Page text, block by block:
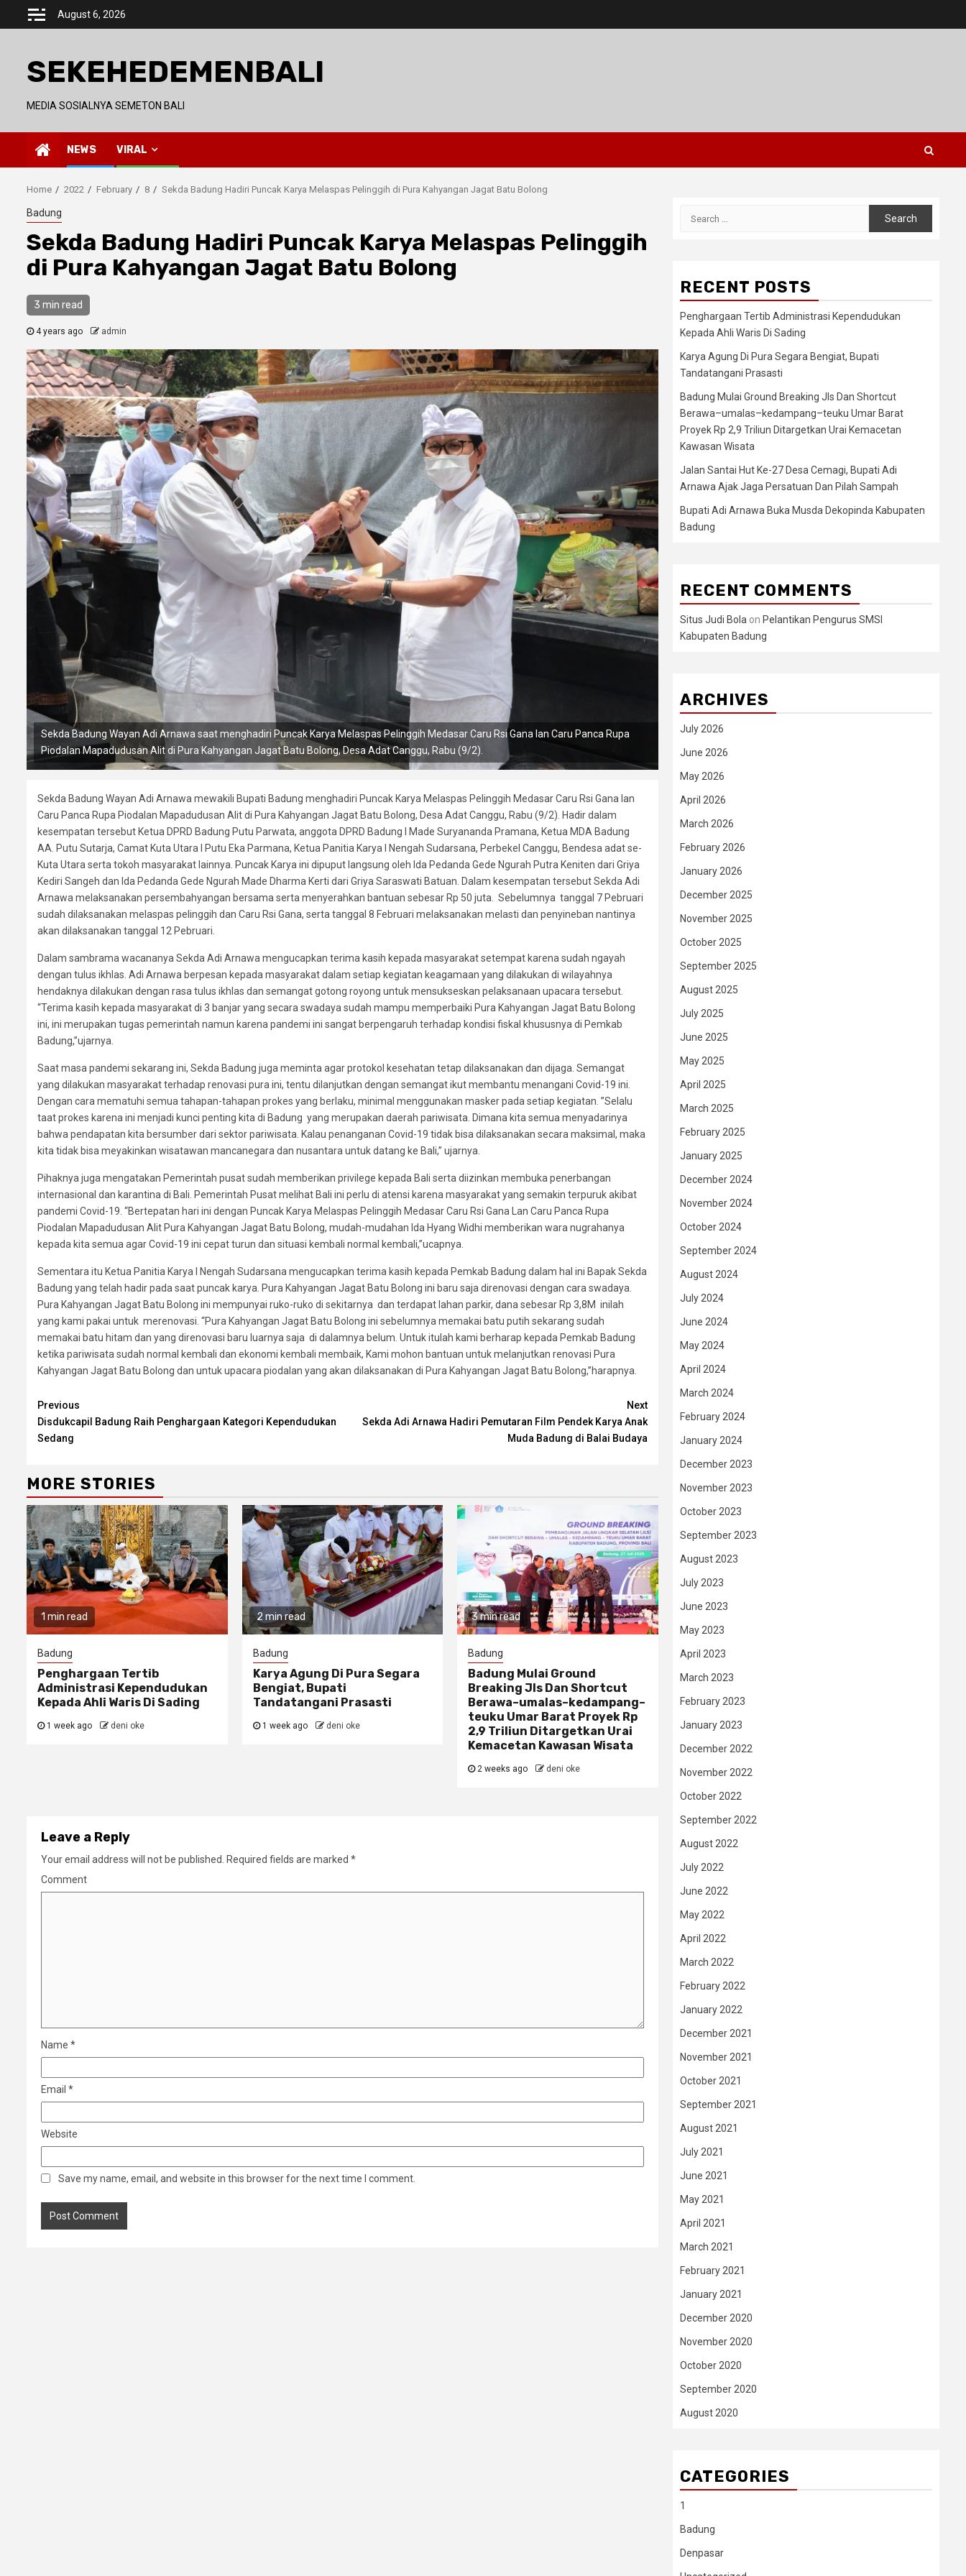
August 6, 2026
SEKEHEDEMENBALI
MEDIA SOSIALNYA SEMETON BALI
NEWS VIRAL
Home 2022 February 8 Sekda Badung Hadiri Puncak Karya Melaspas Pelinggih di Pura Kahyangan Jagat Batu Bolong
Badung
Sekda Badung Hadiri Puncak Karya Melaspas Pelinggih
di Pura Kahyangan Jagat Batu Bolong
3 min read
4 years ago admin
Sekda Badung Wayan Adi Arnawa saat menghadiri Puncak Karya Melaspas Pelinggih Medasar Caru Rsi Gana lan Caru Panca Rupa
Piodalan Mapadudusan Alit di Pura Kahyangan Jagat Batu Bolong, Desa Adat Canggu, Rabu (9/2).
Sekda Badung Wayan Adi Arnawa mewakili Bupati Badung menghadiri Puncak Karya Melaspas Pelinggih Medasar Caru Rsi Gana lan
Caru Panca Rupa Piodalan Mapadudusan Alit di Pura Kahyangan Jagat Batu Bolong, Desa Adat Canggu, Rabu (9/2). Hadir dalam
kesempatan tersebut Ketua DPRD Badung Putu Parwata, anggota DPRD Badung I Made Suryananda Pramana, Ketua MDA Badung
AA. Putu Sutarja, Camat Kuta Utara I Putu Eka Parmana, Ketua Panitia Karya I Nengah Sudarsana, Perbekel Canggu, Bendesa adat se-
Kuta Utara serta tokoh masyarakat lainnya. Puncak Karya ini dipuput langsung oleh Ida Pedanda Gede Ngurah Putra Keniten dari Griya
Kediri Sangeh dan Ida Pedanda Gede Ngurah Made Dharma Kerti dari Griya Saraswati Batuan. Dalam kesempatan tersebut Sekda Adi
Arnawa melaksanakan persembahyangan bersama serta menyerahkan bantuan sebesar Rp 50 juta. Sebelumnya tanggal 7 Pebruari
sudah dilaksanakan melaspas pelinggih dan Caru Rsi Gana, serta tanggal 8 Februari melaksanakan melasti dan penyineban nantinya
akan dilaksanakan tanggal 12 Pebruari.
Dalam sambrama wacananya Sekda Adi Arnawa mengucapkan terima kasih kepada masyarakat setempat karena sudah ngayah
dengan tulus ikhlas. Adi Arnawa berpesan kepada masyarakat dalam setiap kegiatan keagamaan yang dilakukan di wilayahnya
hendaknya dilakukan dengan rasa tulus ikhlas dan semangat gotong royong untuk mensukseskan pelaksanaan upacara tersebut.
“Terima kasih kepada masyarakat di 3 banjar yang secara swadaya sudah mampu memperbaiki Pura Kahyangan Jagat Batu Bolong
ini, ini merupakan tugas pemerintah namun karena pandemi ini sangat berpengaruh terhadap kondisi fiskal khususnya di Pemkab
Badung,”ujarnya.
Saat masa pandemi sekarang ini, Sekda Badung juga meminta agar protokol kesehatan tetap dilaksanakan dan dijaga. Semangat
yang dilakukan masyarakat terhadap renovasi pura ini, tentu dilanjutkan dengan semangat ikut membantu menangani Covid-19 ini.
Dengan cara mematuhi semua tahapan-tahapan prokes yang berlaku, minimal menggunakan masker pada setiap kegiatan. ”Selalu
taat prokes karena ini menjadi kunci penting kita di Badung yang merupakan daerah pariwisata. Dimana kita semua menyadarinya
bahwa pendapatan kita bersumber dari sektor pariwisata. Kalau penanganan Covid-19 tidak bisa dilaksanakan secara maksimal, maka
kita tidak bisa meyakinkan wisatawan mancanegara dan nusantara untuk datang ke Bali,” ujarnya.
Pihaknya juga mengatakan Pemerintah pusat sudah memberikan privilege kepada Bali serta diizinkan membuka penerbangan
internasional dan karantina di Bali. Pemerintah Pusat melihat Bali ini perlu di atensi karena masyarakat yang semakin terpuruk akibat
pandemi Covid-19. “Bertepatan hari ini dengan Puncak Karya Melaspas Pelinggih Medasar Caru Rsi Gana Lan Caru Panca Rupa
Piodalan Mapadudusan Alit Pura Kahyangan Jagat Batu Bolong, mudah-mudahan Ida Hyang Widhi memberikan wara nugrahanya
kepada kita semua agar Covid-19 ini cepat turun dan situasi kembali normal kembali,”ucapnya.
Sementara itu Ketua Panitia Karya I Nengah Sudarsana mengucapkan terima kasih kepada Pemkab Badung dalam hal ini Bapak Sekda
Badung yang telah hadir pada saat puncak karya. Pura Kahyangan Jagat Batu Bolong ini baru saja direnovasi dengan cara swadaya.
Pura Kahyangan Jagat Batu Bolong ini mempunyai ruko-ruko di sekitarnya dan terdapat lahan parkir, dana sebesar Rp 3,8M inilah
yang kami pakai untuk merenovasi. “Pura Kahyangan Jagat Batu Bolong ini sebelumnya memakai batu putih sekarang sudah
memakai batu hitam dan yang direnovasi baru luarnya saja di dalamnya belum. Untuk itulah kami berharap kepada Pemkab Badung
ketika pariwisata sudah normal kembali dan ekonomi kembali membaik, Kami mohon bantuan untuk melanjutkan renovasi Pura
Kahyangan Jagat Batu Bolong dan untuk upacara piodalan yang akan dilaksanakan di Pura Kahyangan Jagat Batu Bolong,”harapnya.
Continue
Reading
Previous
Disdukcapil Badung Raih Penghargaan Kategori Kependudukan
Sedang
Next
Sekda Adi Arnawa Hadiri Pemutaran Film Pendek Karya Anak
Muda Badung di Balai Budaya
MORE STORIES
1 min read
Badung
Penghargaan Tertib
Administrasi Kependudukan
Kepada Ahli Waris Di Sading
1 week ago deni oke
2 min read
Badung
Karya Agung Di Pura Segara
Bengiat, Bupati
Tandatangani Prasasti
1 week ago deni oke
3 min read
Badung
Badung Mulai Ground
Breaking Jls Dan Shortcut
Berawa–umalas–kedampang–
teuku Umar Barat Proyek Rp
2,9 Triliun Ditargetkan Urai
Kemacetan Kawasan Wisata
2 weeks ago deni oke
Leave a Reply
Your email address will not be published. Required fields are marked *
Comment
Name *
Email *
Website
Save my name, email, and website in this browser for the next time I comment.
RECENT POSTS
Penghargaan Tertib Administrasi Kependudukan
Kepada Ahli Waris Di Sading
Karya Agung Di Pura Segara Bengiat, Bupati
Tandatangani Prasasti
Badung Mulai Ground Breaking Jls Dan Shortcut
Berawa–umalas–kedampang–teuku Umar Barat
Proyek Rp 2,9 Triliun Ditargetkan Urai Kemacetan
Kawasan Wisata
Jalan Santai Hut Ke-27 Desa Cemagi, Bupati Adi
Arnawa Ajak Jaga Persatuan Dan Pilah Sampah
Bupati Adi Arnawa Buka Musda Dekopinda Kabupaten
Badung
RECENT COMMENTS
Situs Judi Bola on Pelantikan Pengurus SMSI
Kabupaten Badung
ARCHIVES
July 2026
June 2026
May 2026
April 2026
March 2026
February 2026
January 2026
December 2025
November 2025
October 2025
September 2025
August 2025
July 2025
June 2025
May 2025
April 2025
March 2025
February 2025
January 2025
December 2024
November 2024
October 2024
September 2024
August 2024
July 2024
June 2024
May 2024
April 2024
March 2024
February 2024
January 2024
December 2023
November 2023
October 2023
September 2023
August 2023
July 2023
June 2023
May 2023
April 2023
March 2023
February 2023
January 2023
December 2022
November 2022
October 2022
September 2022
August 2022
July 2022
June 2022
May 2022
April 2022
March 2022
February 2022
January 2022
December 2021
November 2021
October 2021
September 2021
August 2021
July 2021
June 2021
May 2021
April 2021
March 2021
February 2021
January 2021
December 2020
November 2020
October 2020
September 2020
August 2020
CATEGORIES
1
Badung
Denpasar